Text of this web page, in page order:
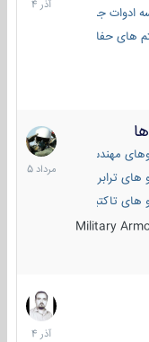
جنگی
حفاظت فعال
مهندسی
نظام
ترابری نظامی
و ضد تانک
تاکتیکی نظامی
Military
2
مرداد
1405
7
آذر
1404